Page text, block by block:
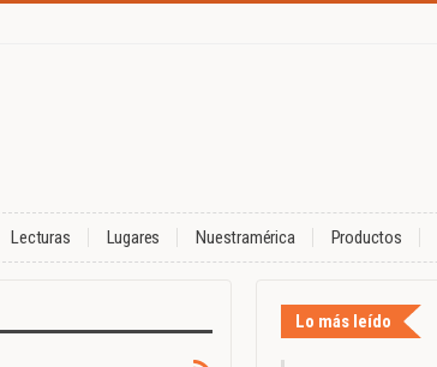
Lecturas Lugares Nuestramérica Productos
Lo más leído